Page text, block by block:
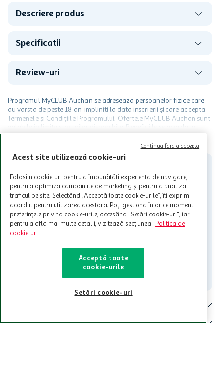
Descriere produs
Specificatii
Review-uri
Programul MyCLUB Auchan se adreseaza persoanelor fizice care
au varsta de peste 18 ani impliniti la data inscrierii și care accepta
Termenele și Condițiile Programului. Ofertele MyCLUB Auchan sunt
limita a 12 unitati / card client o singura data in perioada promotiei.
Cardul poate fi utilizat doar in legatura cu magazinele Auchan
participante și pentru acțiuni promotionale indicate de Auchan si
nu raspunde pentru imposibilitatea utilizarii Cardului in perioada in
care aceste este suspendat sau in perioada in care sunt efectuate
intretineri sau reparatii tehnice la sistemul de utilizarea al Cardului.
Contacteaza-ne!
021-9141 contact@auchan.ro
Contact
Cine suntem
Acest site utilizează cookie-uri
Folosim cookie-uri pentru a îmbunătăți experiența de navigare,
pentru a optimiza campaniile de marketing și pentru a analiza
traficul pe site. Selectând „Acceptă toate cookie-urile”, îți exprimi
acordul pentru utilizarea acestora. Poți gestiona în orice moment
preferințele privind cookie-urile, accesând "Setări cookie-uri", iar
pentru a afla mai multe detalii, vizitează secțiunea
Politica de
cookie-uri
Acceptă toate
cookie-urile
Setări cookie-uri
Continuă fără a accepta